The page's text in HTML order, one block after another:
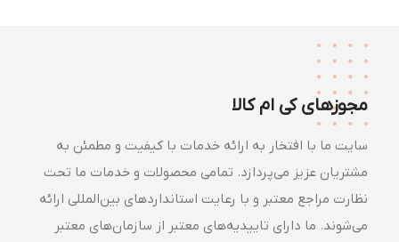
مجوزهای کی ام کالا
سایت ما با افتخار به ارائه خدمات با کیفیت و مطمئن به
مشتریان عزیز می‌پردازد. تمامی محصولات و خدمات ما تحت
نظارت مراجع معتبر و با رعایت استانداردهای بین‌المللی ارائه
می‌شوند. ما دارای تاییدیه‌های معتبر از سازمان‌های معتبر